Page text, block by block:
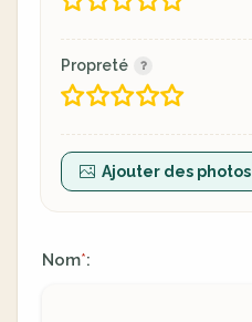
Propreté
Ajouter des photos
Nom*: